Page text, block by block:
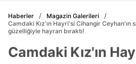
Haberler
Magazin Galerileri
Camdaki Kız'ın Hayri'si Cihangir Ceyhan'ın
güzelliğiyle hayran bıraktı!
Camdaki Kız'ın